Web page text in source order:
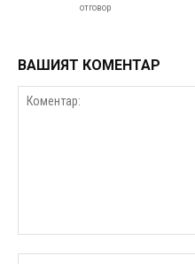
отговор
ВАШИЯТ КОМЕНТАР